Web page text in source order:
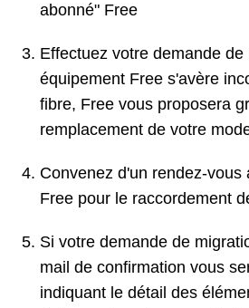
abonné" Free
Effectuez votre demande
équipement Free s'avère
fibre, Free vous proposera
remplacement de votre
Convenez d'un rendez-vous
Free pour le raccordement
Si votre demande de
mail de confirmation vous
indiquant le détail des